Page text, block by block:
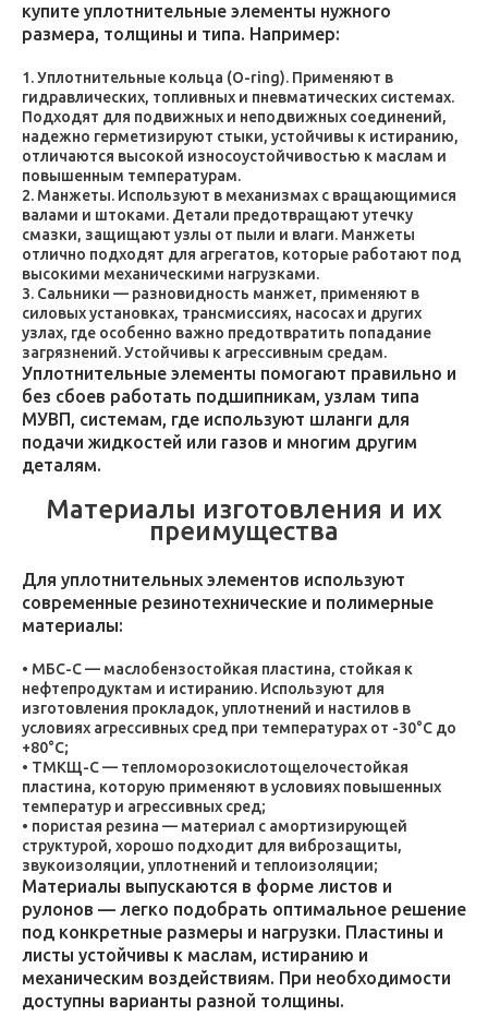
купите уплотнительные элементы нужного
размера, толщины и типа. Например:
Уплотнительные кольца (O-ring). Применяют в
гидравлических, топливных и пневматических системах.
Подходят для подвижных и неподвижных соединений,
надежно герметизируют стыки, устойчивы к истиранию,
отличаются высокой износоустойчивостью к маслам и
повышенным температурам.
Манжеты. Используют в механизмах с вращающимися
валами и штоками. Детали предотвращают утечку
смазки, защищают узлы от пыли и влаги. Манжеты
отлично подходят для агрегатов, которые работают под
высокими механическими нагрузками.
Сальники — разновидность манжет, применяют в
силовых установках, трансмиссиях, насосах и других
узлах, где особенно важно предотвратить попадание
загрязнений. Устойчивы к агрессивным средам.
Уплотнительные элементы помогают правильно и
без сбоев работать подшипникам, узлам типа
МУВП, системам, где используют шланги для
подачи жидкостей или газов и многим другим
деталям.
Материалы изготовления и их
преимущества
Для уплотнительных элементов используют
современные резинотехнические и полимерные
материалы:
МБС-С — маслобензостойкая пластина, стойкая к
нефтепродуктам и истиранию. Используют для
изготовления прокладок, уплотнений и настилов в
условиях агрессивных сред при температурах от -30°C до
+80°C;
ТМКЩ-С — тепломорозокислотощелочестойкая
пластина, которую применяют в условиях повышенных
температур и агрессивных сред;
пористая резина — материал с амортизирующей
структурой, хорошо подходит для виброзащиты,
звукоизоляции, уплотнений и теплоизоляции;
Материалы выпускаются в форме листов и
рулонов — легко подобрать оптимальное решение
под конкретные размеры и нагрузки. Пластины и
листы устойчивы к маслам, истиранию и
механическим воздействиям. При необходимости
доступны варианты разной толщины.